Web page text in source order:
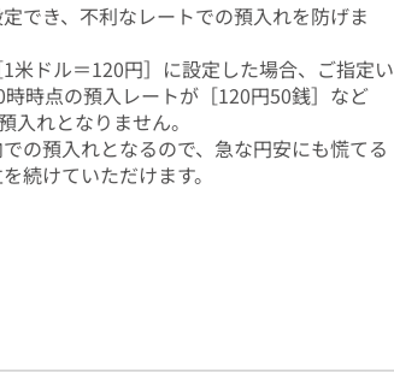
でき、不利なレートでの預入れを防げま
米ドル＝120円］に設定した場合、ご指定い
時点の預入レートが［120円50銭］など
入れとなりません。
の預入れとなるので、急な円安にも慌てる
続けていただけます。